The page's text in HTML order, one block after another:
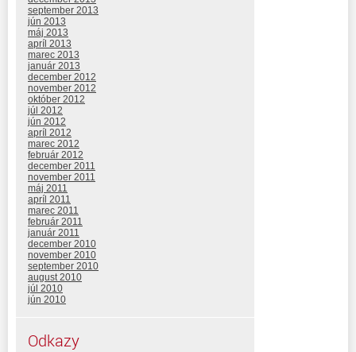
september 2013
jún 2013
máj 2013
apríl 2013
marec 2013
január 2013
december 2012
november 2012
október 2012
júl 2012
jún 2012
apríl 2012
marec 2012
február 2012
december 2011
november 2011
máj 2011
apríl 2011
marec 2011
február 2011
január 2011
december 2010
november 2010
september 2010
august 2010
júl 2010
jún 2010
Odkazy